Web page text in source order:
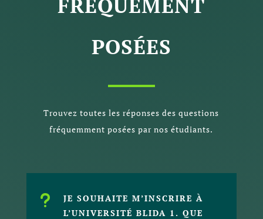
POSÉES
Trouvez toutes les réponses des questions
fréquemment posées par nos étudiants.
u
JE SOUHAITE M’INSCRIRE À
L’UNIVERSITÉ BLIDA 1. QUE